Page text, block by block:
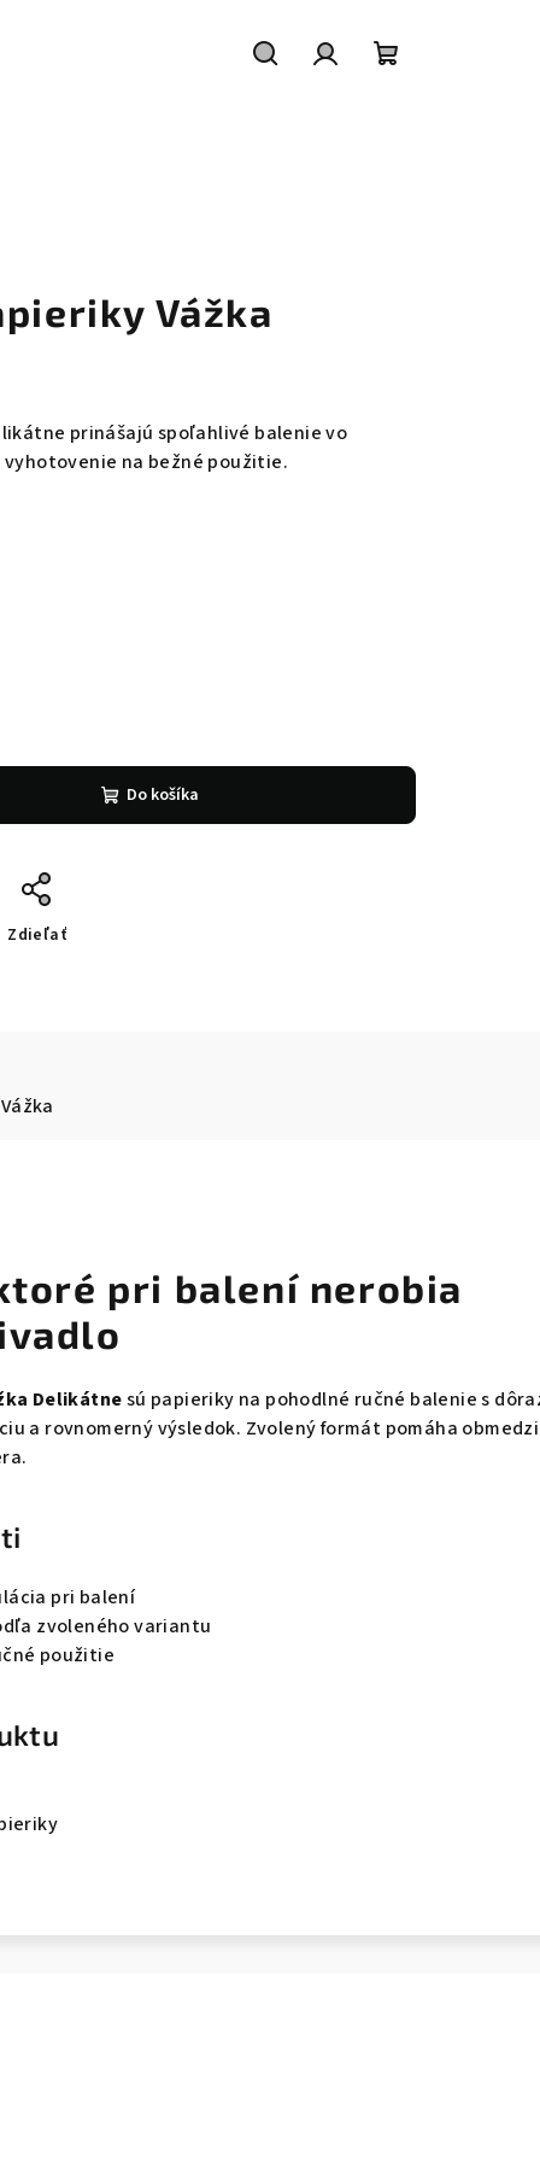
Vážka
prinášajú spoľahlivé balenie vo
na bežné použitie.
Do košíka
Zdieľať
Vážka
pri balení nerobia
Delikátnesú papieriky na pohodlné ručné balenie s
a rovnomerný výsledok. Zvolený formát pomáha
pri balení
zvoleného variantu
použitie